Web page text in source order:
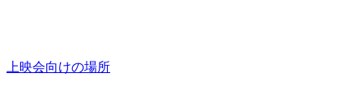
上映会向けの場所